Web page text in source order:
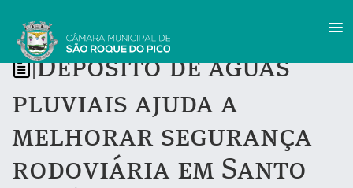
Depósito de águas
pluviais ajuda a
melhorar segurança
rodoviária em Santo